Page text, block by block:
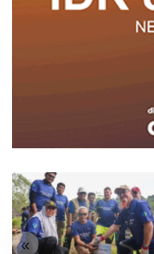
«